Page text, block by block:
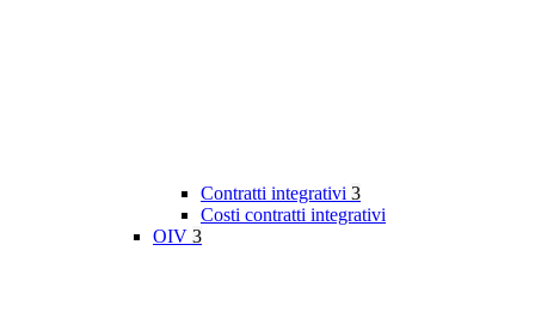
Contratti integrativi 3
Costi contratti integrativi
OIV 3